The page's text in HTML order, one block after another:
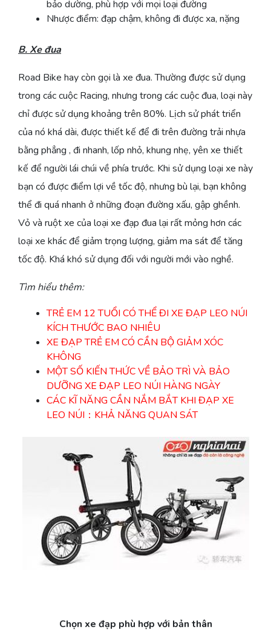
bảo dường, phù hợp với mọi loại đường
Nhược điểm: đạp chậm, không đi được xa, nặng
B. Xe đua
Road Bike hay còn gọi là xe đua. Thường được sử dụng
trong các cuộc Racing, nhưng trong các cuộc đua, loại này
chỉ được sử dụng khoảng trên 80%. Lịch sử phát triển
của nó khá dài, được thiết kế để đi trên đường trải nhựa
bằng phẳng , đi nhanh, lốp nhỏ, khung nhẹ, yên xe thiết
kế để người lái chúi về phía trước. Khi sử dụng loại xe này
bạn có được điểm lợi về tốc độ, nhưng bù lại, bạn không
thể đi quá nhanh ở những đoạn đường xấu, gập ghềnh.
Vỏ và ruột xe của loại xe đạp đua lại rất mỏng hơn các
loại xe khác để giảm trọng lượng, giảm ma sát để tăng
tốc độ. Khá khó sử dụng đối với người mới vào nghề.
Tìm hiểu thêm:
TRẺ EM 12 TUỔI CÓ THỂ ĐI XE ĐẠP LEO NÚI
KÍCH THƯỚC BAO NHIÊU
XE ĐẠP TRẺ EM CÓ CẦN BỘ GIẢM XÓC
KHÔNG
MỘT SỐ KIẾN THỨC VỀ BẢO TRÌ VÀ BẢO
DƯỠNG XE ĐẠP LEO NÚI HÀNG NGÀY
CÁC KĨ NĂNG CẦN NẮM BẮT KHI ĐẠP XE
LEO NÚI：KHẢ NĂNG QUAN SÁT
Chọn xe đạp phù hợp với bản thân